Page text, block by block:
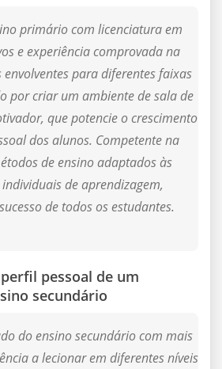
primário com licenciatura em
e experiência comprovada na
para diferentes faixas
por criar um ambiente de sala de
que potencie o crescimento
dos alunos. Competente na
de ensino adaptados às
de aprendizagem,
de todos os estudantes.
pessoal de um
secundário
do ensino secundário com mais
a lecionar em diferentes níveis